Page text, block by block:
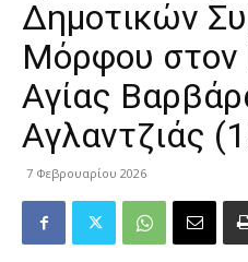
Δημοτικών
Μόρφου στον
Αγίας
Αγλαντζιάς
7 Φεβρουαρίου 2026